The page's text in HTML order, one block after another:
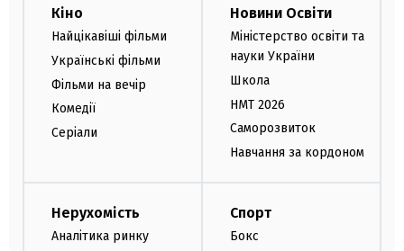
Кіно
Найцікавіші фільми
Українські фільми
Фільми на вечір
Комедії
Серіали
Новини Освіти
Міністерство освіти та
науки України
Школа
НМТ 2026
Саморозвиток
Навчання за кордоном
Нерухомість
Аналітика ринку
Спорт
Бокс